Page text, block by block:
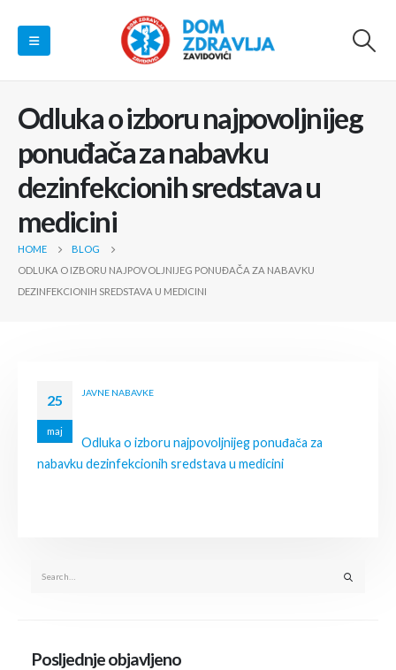
Odluka o izboru najpovoljnijeg
ponuđača za nabavku
dezinfekcionih sredstava u
medicini
HOME
BLOG
ODLUKA O IZBORU NAJPOVOLJNIJEG PONUĐAČA ZA NABAVKU
DEZINFEKCIONIH SREDSTAVA U MEDICINI
25
maj
JAVNE NABAVKE
Odluka o izboru najpovoljnijeg ponuđača za
nabavku dezinfekcionih sredstava u medicini
Posljednje objavljeno